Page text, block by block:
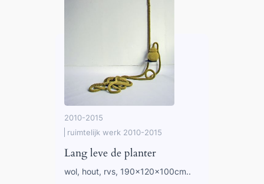
2010-2015
ruimtelijk werk 2010-2015
Lang leve de planter
wol, hout, rvs, 190x120x100cm..